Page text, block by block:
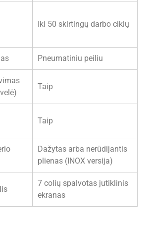
Iki 50 skirtingų darbo ciklų
Pneumatiniu peiliu
Taip
Taip
Dažytas arba nerūdijantis
plienas (INOX versija)
7 colių spalvotas jutiklinis
ekranas